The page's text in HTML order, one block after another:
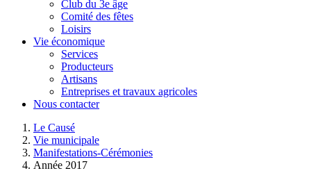
Club du 3e âge
Comité des fêtes
Loisirs
Vie économique
Services
Producteurs
Artisans
Entreprises et travaux agricoles
Nous contacter
Le Causé
Vie municipale
Manifestations-Cérémonies
Année 2017